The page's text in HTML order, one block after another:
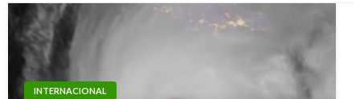
INTERNACIONAL